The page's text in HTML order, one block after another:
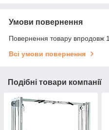
Умови повернення
Повернення товару впродовж
Всі умови повернення
Подібні товари компанії